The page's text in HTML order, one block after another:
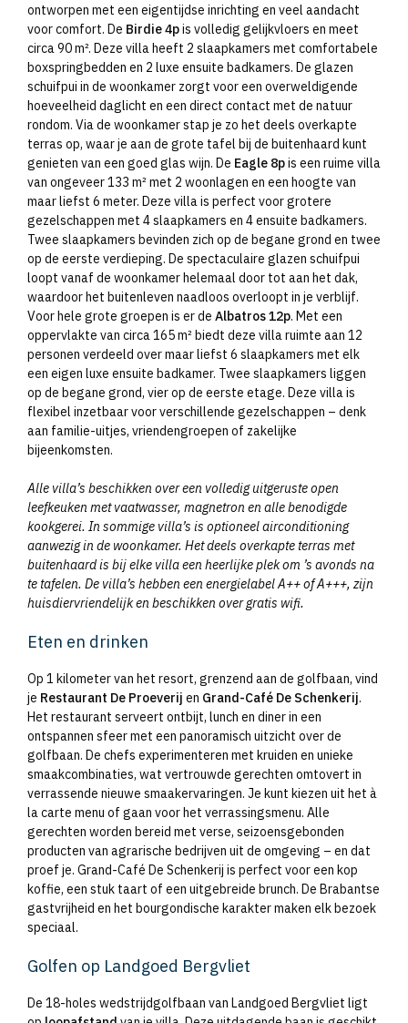
ontworpen met een eigentijdse inrichting en veel aandacht
voor comfort. De Birdie 4pis volledig gelijkvloers en meet
circa 90 m². Deze villa heeft 2 slaapkamers met comfortabele
boxspringbedden en 2 luxe ensuite badkamers. De glazen
schuifpui in de woonkamer zorgt voor een overweldigende
hoeveelheid daglicht en een direct contact met de natuur
rondom. Via de woonkamer stap je zo het deels overkapte
terras op, waar je aan de grote tafel bij de buitenhaard kunt
genieten van een goed glas wijn. De Eagle 8pis een ruime villa
van ongeveer 133 m² met 2 woonlagen en een hoogte van
maar liefst 6 meter. Deze villa is perfect voor grotere
gezelschappen met 4 slaapkamers en 4 ensuite badkamers.
Twee slaapkamers bevinden zich op de begane grond en twee
op de eerste verdieping. De spectaculaire glazen schuifpui
loopt vanaf de woonkamer helemaal door tot aan het dak,
waardoor het buitenleven naadloos overloopt in je verblijf.
Voor hele grote groepen is er de Albatros 12p. Met een
oppervlakte van circa 165 m² biedt deze villa ruimte aan 12
personen verdeeld over maar liefst 6 slaapkamers met elk
een eigen luxe ensuite badkamer. Twee slaapkamers liggen
op de begane grond, vier op de eerste etage. Deze villa is
flexibel inzetbaar voor verschillende gezelschappen – denk
aan familie-uitjes, vriendengroepen of zakelijke
bijeenkomsten.
Alle villa’s beschikken over een volledig uitgeruste open
leefkeuken met vaatwasser, magnetron en alle benodigde
kookgerei. In sommige villa’s is optioneel airconditioning
aanwezig in de woonkamer. Het deels overkapte terras met
buitenhaard is bij elke villa een heerlijke plek om ’s avonds na
te tafelen. De villa’s hebben een energielabel A++ of A+++, zijn
huisdiervriendelijk en beschikken over gratis wifi.
Eten en drinken
Op 1 kilometer van het resort, grenzend aan de golfbaan, vind
je Restaurant De Proeverij en Grand-Café De Schenkerij.
Het restaurant serveert ontbijt, lunch en diner in een
ontspannen sfeer met een panoramisch uitzicht over de
golfbaan. De chefs experimenteren met kruiden en unieke
smaakcombinaties, wat vertrouwde gerechten omtovert in
verrassende nieuwe smaakervaringen. Je kunt kiezen uit het à
la carte menu of gaan voor het verrassingsmenu. Alle
gerechten worden bereid met verse, seizoensgebonden
producten van agrarische bedrijven uit de omgeving – en dat
proef je. Grand-Café De Schenkerij is perfect voor een kop
koffie, een stuk taart of een uitgebreide brunch. De Brabantse
gastvrijheid en het bourgondische karakter maken elk bezoek
speciaal.
Golfen op Landgoed Bergvliet
De 18-holes wedstrijdgolfbaan van Landgoed Bergvliet ligt